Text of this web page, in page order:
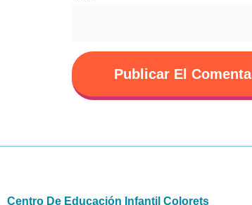
Centro De Educación Infantil Colorets